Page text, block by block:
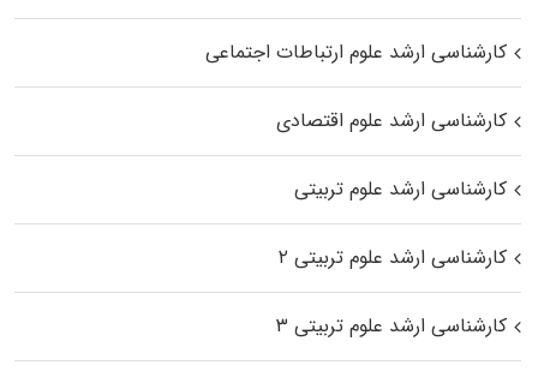
کارشناسی ارشد علوم ارتباطات اجتماعی
کارشناسی ارشد علوم اقتصادی
کارشناسی ارشد علوم تربیتی
کارشناسی ارشد علوم تربیتی ۲
کارشناسی ارشد علوم تربیتی ۳